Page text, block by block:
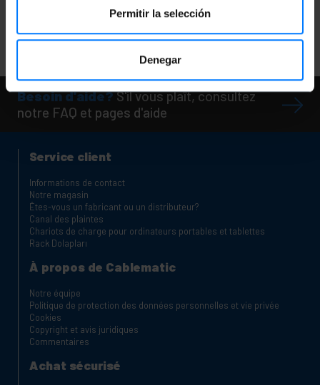
Permitir la selección
Denegar
Quantité
Besoin d'aide?S'il vous plaît, consultez
notre FAQ et pages d'aide
Service client
Informations de contact
Notre magasin
Êtes-vous un fabricant ou un distributeur?
Canal des plaintes
Chariots de charge pour ordinateurs portables et tablettes
Rack Dolapları
À propos de Cablematic
Notre équipe
Politique de protection des données personnelles et vie privée
Cookies
Copyright et avis juridiques
Commentaires
Achat sécurisé